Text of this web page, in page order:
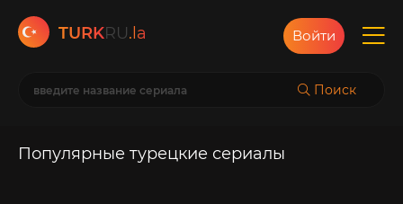
TURKRU.la
Поиск
Войти
Популярные турецкие сериалы